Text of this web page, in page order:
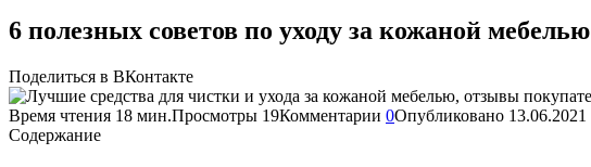
6 полезных советов по уходу за кожаной мебелью
Поделиться в ВКонтакте
Время чтения 18 мин.Просмотры 19Комментарии 0Опубликовано 13.06.2021
Содержание